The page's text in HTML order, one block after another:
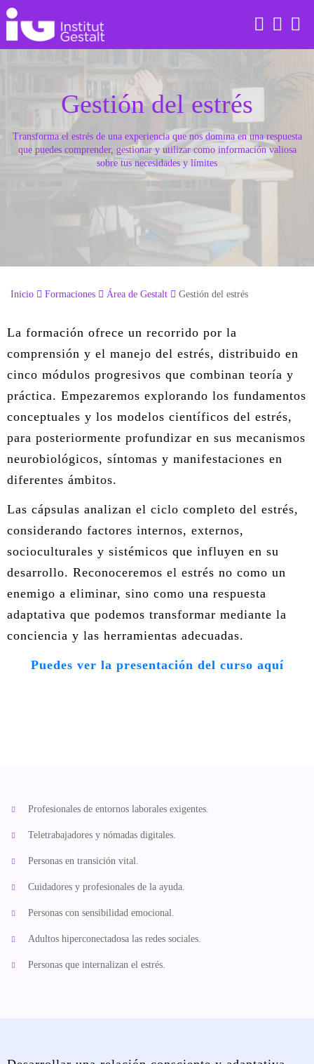
Saltar
contenido
ÁREA DE GESTALT
ÁREA DE CONSTELACIONES FAMILIARES
ÁREA DE CONSTELACIONES ORGANIZACIONALES
ÁREA DE PROGRAMACIÓN NEUROLINGÜÍSTICA
ÁREA DE CORPORAL
ÁREA DE PEDAGOGÍA SISTÉMICA
ÁREA DE INTERVENCIÓN ESTRATÉGICA
ÁREA ONLINE
ÁREA DE GESTALT
ÁREA DE CONSTELACIONES FAMILIARES
ÁREA DE INTERVENCIÓN ESTRATÉGICA
PROCESOS DE COACHING
SUPERVISIONES Y PRÁCTICAS
EQUIPO INTERNO
EQUIPO DOCENTE Y TERAPÉUTICO
Gestión del estrés
Transforma el estrés de una experiencia que nos domina en una respuesta
que puedes comprender, gestionar y utilizar como información valiosa
sobre tus necesidades y límites
Inicio Formaciones Área de Gestalt Gestión del estrés
La formación ofrece un recorrido por la
comprensión y el manejo del estrés, distribuido en
cinco módulos progresivos que combinan teoría y
práctica. Empezaremos explorando los fundamentos
conceptuales y los modelos científicos del estrés,
para posteriormente profundizar en sus mecanismos
neurobiológicos, síntomas y manifestaciones en
diferentes ámbitos.
Las cápsulas analizan el ciclo completo del estrés,
considerando factores internos, externos,
socioculturales y sistémicos que influyen en su
desarrollo. Reconoceremos el estrés no como un
enemigo a eliminar, sino como una respuesta
adaptativa que podemos transformar mediante la
conciencia y las herramientas adecuadas.
Puedes ver la presentación del curso aquí
Profesionales de entornos laborales exigentes.
Teletrabajadores y nómadas digitales.
Personas en transición vital.
Cuidadores y profesionales de la ayuda.
Personas con sensibilidad emocional.
Adultos hiperconectadosa las redes sociales.
Personas que internalizan el estrés.